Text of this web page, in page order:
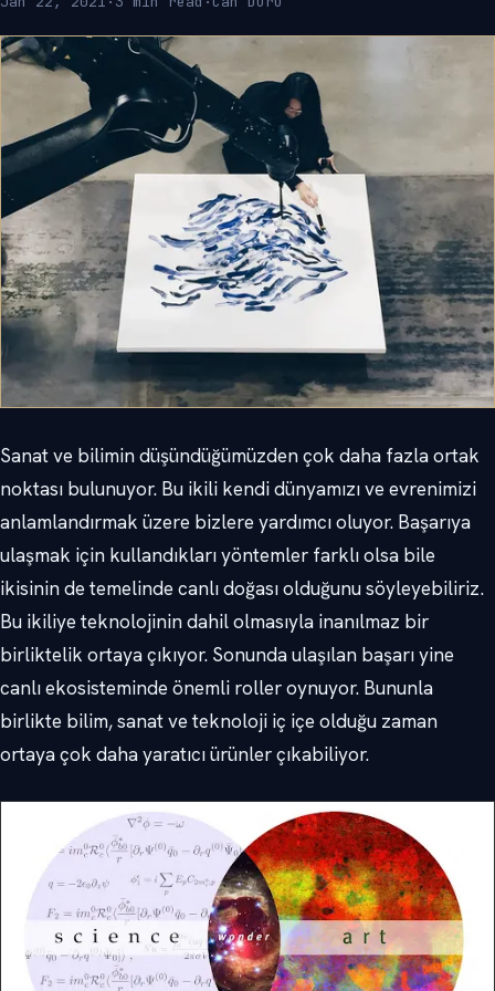
Sanat ve bilimin düşündüğümüzden çok daha fazla ortak
noktası bulunuyor. Bu ikili kendi dünyamızı ve evrenimizi
anlamlandırmak üzere bizlere yardımcı oluyor. Başarıya
ulaşmak için kullandıkları yöntemler farklı olsa bile
ikisinin de temelinde canlı doğası olduğunu söyleyebiliriz.
Bu ikiliye teknolojinin dahil olmasıyla inanılmaz bir
birliktelik ortaya çıkıyor. Sonunda ulaşılan başarı yine
canlı ekosisteminde önemli roller oynuyor. Bununla
birlikte bilim, sanat ve teknoloji iç içe olduğu zaman
ortaya çok daha yaratıcı ürünler çıkabiliyor.